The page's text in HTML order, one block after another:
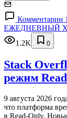
Комментарии
ЕЖЕДНЕВНЫЙ
1.2K
0
Stack
режим
9 августа 2026
что платформа
в Read‑Only.